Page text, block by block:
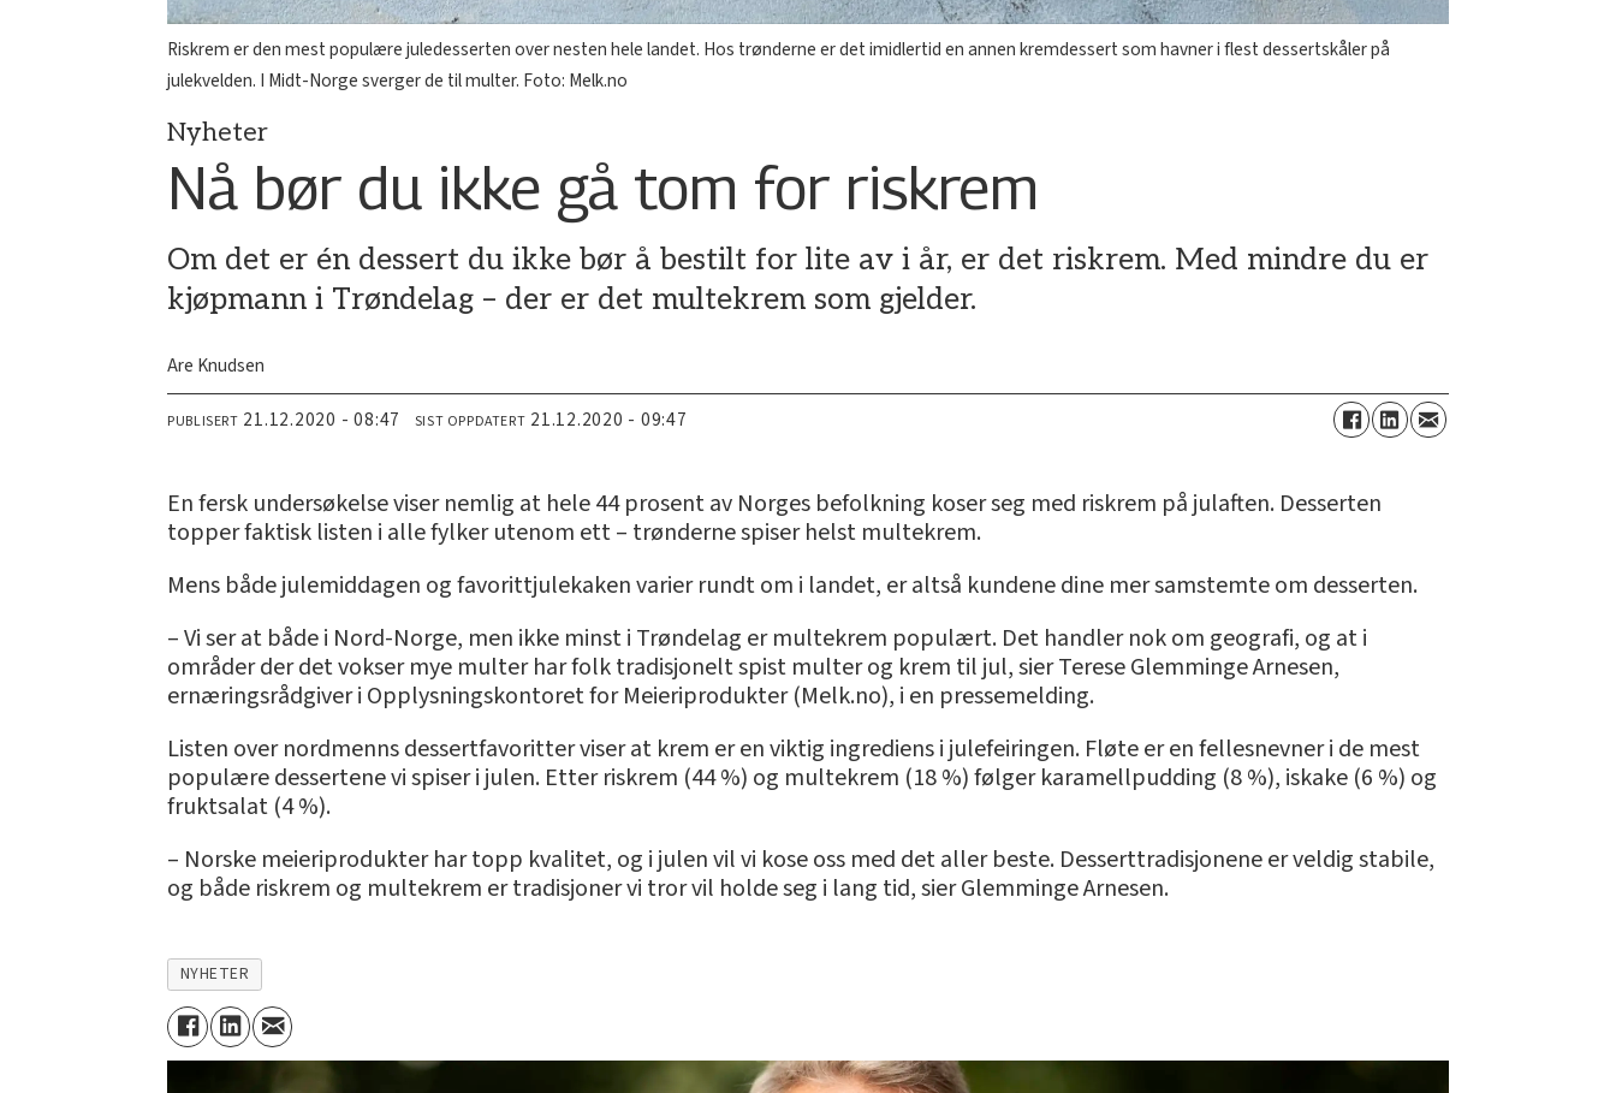
Riskrem er den mest populære juledesserten over nesten hele landet. Hos trønderne er det imidlertid en annen kremdessert som havner i flest dessertskåler på
julekvelden. I Midt-Norge sverger de til multer. Foto: Melk.no
Nyheter
Nå bør du ikke gå tom for riskrem
Om det er én dessert du ikke bør å bestilt for lite av i år, er det riskrem. Med mindre du er
kjøpmann i Trøndelag – der er det multekrem som gjelder.
Are Knudsen
PUBLISERT 21.12.2020 - 08:47 SIST OPPDATERT 21.12.2020 - 09:47
En fersk undersøkelse viser nemlig at hele 44 prosent av Norges befolkning koser seg med riskrem på julaften. Desserten
topper faktisk listen i alle fylker utenom ett – trønderne spiser helst multekrem.
Mens både julemiddagen og favorittjulekaken varier rundt om i landet, er altså kundene dine mer samstemte om desserten.
– Vi ser at både i Nord-Norge, men ikke minst i Trøndelag er multekrem populært. Det handler nok om geografi, og at i
områder der det vokser mye multer har folk tradisjonelt spist multer og krem til jul, sier Terese Glemminge Arnesen,
ernæringsrådgiver i Opplysningskontoret for Meieriprodukter (Melk.no), i en pressemelding.
Listen over nordmenns dessertfavoritter viser at krem er en viktig ingrediens i julefeiringen. Fløte er en fellesnevner i de mest
populære dessertene vi spiser i julen. Etter riskrem (44 %) og multekrem (18 %) følger karamellpudding (8 %), iskake (6 %) og
fruktsalat (4 %).
– Norske meieriprodukter har topp kvalitet, og i julen vil vi kose oss med det aller beste. Desserttradisjonene er veldig stabile,
og både riskrem og multekrem er tradisjoner vi tror vil holde seg i lang tid, sier Glemminge Arnesen.
NYHETER